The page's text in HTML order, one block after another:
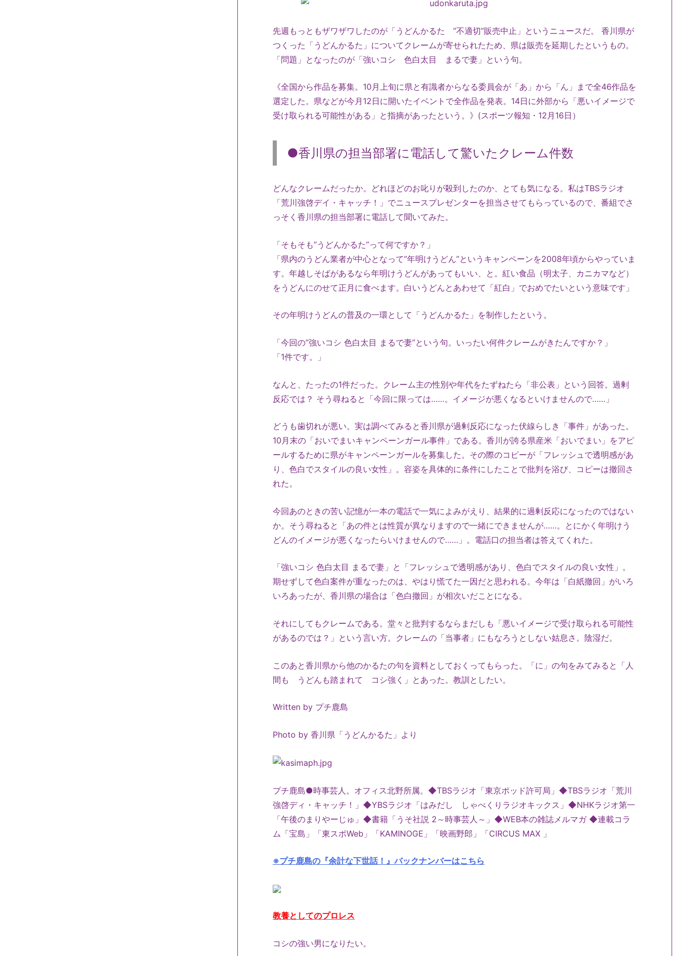
先週もっともザワザワしたのが「うどんかるた ”不適切”販売中止」というニュースだ。 香川県が
つくった「うどんかるた」についてクレームが寄せられたため、県は販売を延期したというもの。
「問題」となったのが「強いコシ 色白太目 まるで妻」という句。
《全国から作品を募集。10月上旬に県と有識者からなる委員会が「あ」から「ん」まで全46作品を
選定した。県などが今月12日に開いたイベントで全作品を発表。14日に外部から「悪いイメージで
受け取られる可能性がある」と指摘があったという。》(スポーツ報知・12月16日）
●香川県の担当部署に電話して驚いたクレーム件数
どんなクレームだったか。どれほどのお叱りが殺到したのか、とても気になる。私はTBSラジオ
「荒川強啓デイ・キャッチ！」でニュースプレゼンターを担当させてもらっているので、番組でさ
っそく香川県の担当部署に電話して聞いてみた。
「そもそも”うどんかるた”って何ですか？」
「県内のうどん業者が中心となって”年明けうどん”というキャンペーンを2008年頃からやっていま
す。年越しそばがあるなら年明けうどんがあってもいい、と。紅い食品（明太子、カニカマなど）
をうどんにのせて正月に食べます。白いうどんとあわせて「紅白」でおめでたいという意味です」
その年明けうどんの普及の一環として「うどんかるた」を制作したという。
「今回の”強いコシ 色白太目 まるで妻”という句。いったい何件クレームがきたんですか？」
「1件です。」
なんと、たったの1件だった。クレーム主の性別や年代をたずねたら「非公表」という回答。過剰
反応では？ そう尋ねると「今回に限っては……。イメージが悪くなるといけませんので……」
どうも歯切れが悪い。実は調べてみると香川県が過剰反応になった伏線らしき「事件」があった。
10月末の「おいでまいキャンペーンガール事件」である。香川が誇る県産米「おいでまい」をアピ
ールするために県がキャンペーンガールを募集した。その際のコピーが「フレッシュで透明感があ
り、色白でスタイルの良い女性」。容姿を具体的に条件にしたことで批判を浴び、コピーは撤回さ
れた。
今回あのときの苦い記憶が一本の電話で一気によみがえり、結果的に過剰反応になったのではない
か。そう尋ねると「あの件とは性質が異なりますので一緒にできませんが……。とにかく年明けう
どんのイメージが悪くなったらいけませんので……」。電話口の担当者は答えてくれた。
「強いコシ 色白太目 まるで妻」と「フレッシュで透明感があり、色白でスタイルの良い女性」。
期せずして色白案件が重なったのは、やはり慌てた一因だと思われる。今年は「白紙撤回」がいろ
いろあったが、香川県の場合は「色白撤回」が相次いだことになる。
それにしてもクレームである。堂々と批判するならまだしも「悪いイメージで受け取られる可能性
があるのでは？」という言い方。クレームの「当事者」にもなろうとしない姑息さ。陰湿だ。
このあと香川県から他のかるたの句を資料としておくってもらった。「に」の句をみてみると「人
間も うどんも踏まれて コシ強く」とあった。教訓としたい。
Written by プチ鹿島
Photo by 香川県「うどんかるた」より
プチ鹿島●時事芸人。オフィス北野所属。◆TBSラジオ「東京ポッド許可局」◆TBSラジオ「荒川
強啓ディ・キャッチ！」◆YBSラジオ「はみだし しゃべくりラジオキックス」◆NHKラジオ第一
「午後のまりやーじゅ」◆書籍「うそ社説 2～時事芸人～」◆WEB本の雑誌メルマガ ◆連載コラ
ム「宝島」「東スポWeb」「KAMINOGE」「映画野郎」「CIRCUS MAX 」
※プチ鹿島の『余計な下世話！』バックナンバーはこちら
教養としてのプロレス
コシの強い男になりたい。